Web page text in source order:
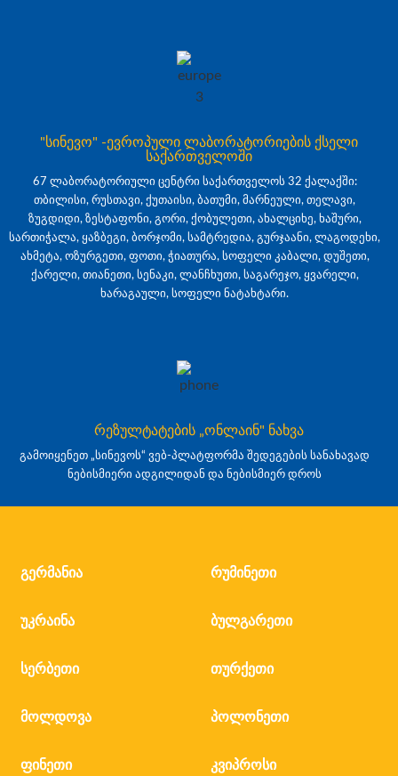
"სინევო" -ევროპული ლაბორატორიების ქსელი
საქართველოში
67 ლაბორატორიული ცენტრი საქართველოს 32 ქალაქში:
თბილისი, რუსთავი, ქუთაისი, ბათუმი, მარნეული, თელავი,
ზუგდიდი, ზესტაფონი, გორი, ქობულეთი, ახალციხე, ხაშური,
სართიჭალა, ყაზბეგი, ბორჯომი, სამტრედია, გურჯაანი, ლაგოდეხი,
ახმეტა, ოზურგეთი, ფოთი, ჭიათურა, სოფელი კაბალი, დუშეთი,
ქარელი, თიანეთი, სენაკი, ლანჩხუთი, საგარეჯო, ყვარელი,
ხარაგაული, სოფელი ნატახტარი.
რეზულტატების „ონლაინ" ნახვა
გამოიყენეთ „სინევოს“ ვებ-პლატფორმა შედეგების სანახავად
ნებისმიერი ადგილიდან და ნებისმიერ დროს
გერმანია რუმინეთი
უკრაინა ბულგარეთი
სერბეთი თურქეთი
მოლდოვა პოლონეთი
ფინეთი კვიპროსი